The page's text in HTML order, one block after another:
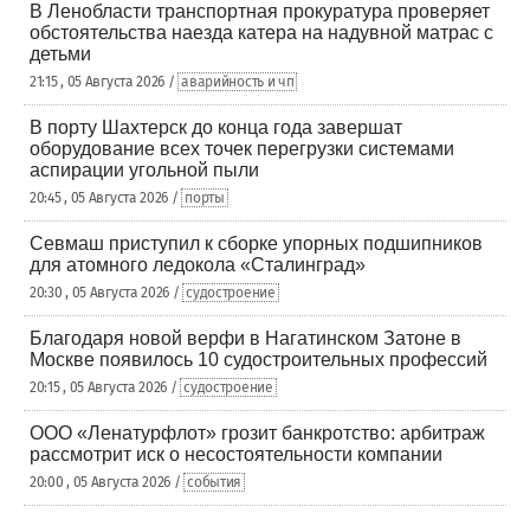
В Ленобласти транспортная прокуратура проверяет
обстоятельства наезда катера на надувной матрас с
детьми
21:15 , 05 Августа 2026 / аварийность и чп
В порту Шахтерск до конца года завершат
оборудование всех точек перегрузки системами
аспирации угольной пыли
20:45 , 05 Августа 2026 / порты
Севмаш приступил к сборке упорных подшипников
для атомного ледокола «Сталинград»
20:30 , 05 Августа 2026 / судостроение
Благодаря новой верфи в Нагатинском Затоне в
Москве появилось 10 судостроительных профессий
20:15 , 05 Августа 2026 / судостроение
ООО «Ленатурфлот» грозит банкротство: арбитраж
рассмотрит иск о несостоятельности компании
20:00 , 05 Августа 2026 / события